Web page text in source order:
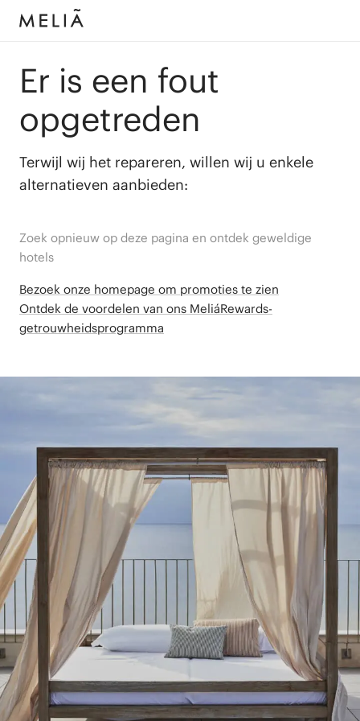
Er is een fout
opgetreden
Terwijl wij het repareren, willen wij u enkele
alternatieven aanbieden:
Zoek opnieuw op deze pagina en ontdek geweldige
hotels
Bezoek onze homepage om promoties te zien
Ontdek de voordelen van ons MeliáRewards-
getrouwheidsprogramma